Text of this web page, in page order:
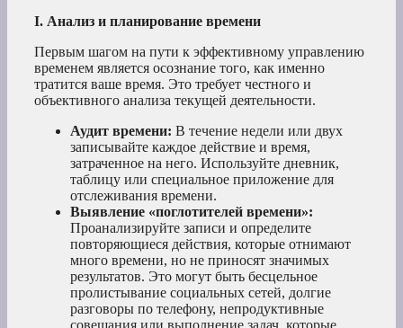
I. Анализ и планирование времени
Первым шагом на пути к эффективному управлению
временем является осознание того, как именно
тратится ваше время. Это требует честного и
объективного анализа текущей деятельности.
Аудит времени: В течение недели или двух
записывайте каждое действие и время,
затраченное на него. Используйте дневник,
таблицу или специальное приложение для
отслеживания времени.
Выявление «поглотителей времени»:
Проанализируйте записи и определите
повторяющиеся действия, которые отнимают
много времени, но не приносят значимых
результатов. Это могут быть бесцельное
пролистывание социальных сетей, долгие
разговоры по телефону, непродуктивные